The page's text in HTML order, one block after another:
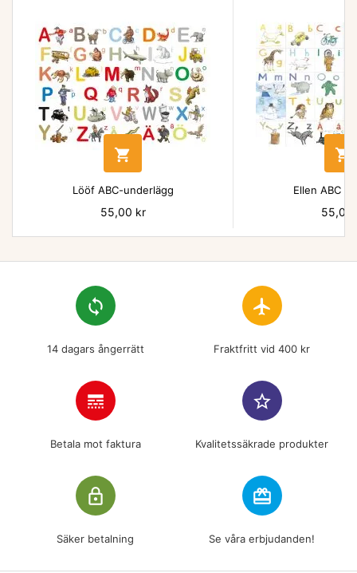

Lööf ABC-underlägg
Pris
55,00 kr

Ellen ABC
Pris
55,00
loop
14 dagars ångerrätt
flight
Fraktfritt vid 400 kr
line_style
Betala mot faktura
star_border
Kvalitetssäkrade produkter
lock_outline
Säker betalning
redeem
Se våra erbjudanden!